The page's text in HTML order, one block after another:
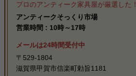
プロのアンティーク家具屋が厳選した！
アンティークそっくり市場
営業時間 : 10時～17時
メールは24時間受付中
〒529-1804
滋賀県甲賀市信楽町勅旨1181